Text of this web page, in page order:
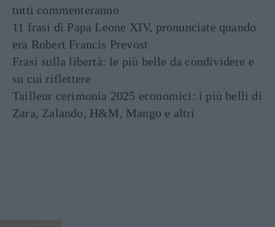
tutti commenteranno
11 frasi di Papa Leone XIV, pronunciate quando
era Robert Francis Prevost
Frasi sulla libertà: le più belle da condividere e
su cui riflettere
Tailleur cerimonia 2025 economici: i più belli di
Zara, Zalando, H&M, Mango e altri